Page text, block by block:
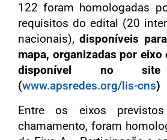
122 foram homologadas
requisitos do edital (20
nacionais),disponíveis
mapa, organizadas por eixo
disponível no
(www.apsredes.org/lis-cns)
Entre os eixos
chamamento, foram